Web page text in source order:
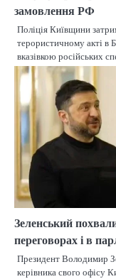
замовлення РФ
Поліція Київщини
терористичному акті в
вказівкою російських
Зеленський
переговорах і в
Президент Володимир
керівника свого офісу